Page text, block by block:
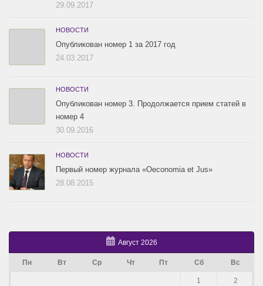
29.09.2017
НОВОСТИ
Опубликован номер 1 за 2017 год
24.03.2017
НОВОСТИ
Опубликован номер 3. Продолжается прием статей в
номер 4
30.09.2016
НОВОСТИ
Первый номер журнала «Oeconomia et Jus»
28.08.2015
Август 2026
Пн Вт Ср Чт Пт Сб Вс
1 2